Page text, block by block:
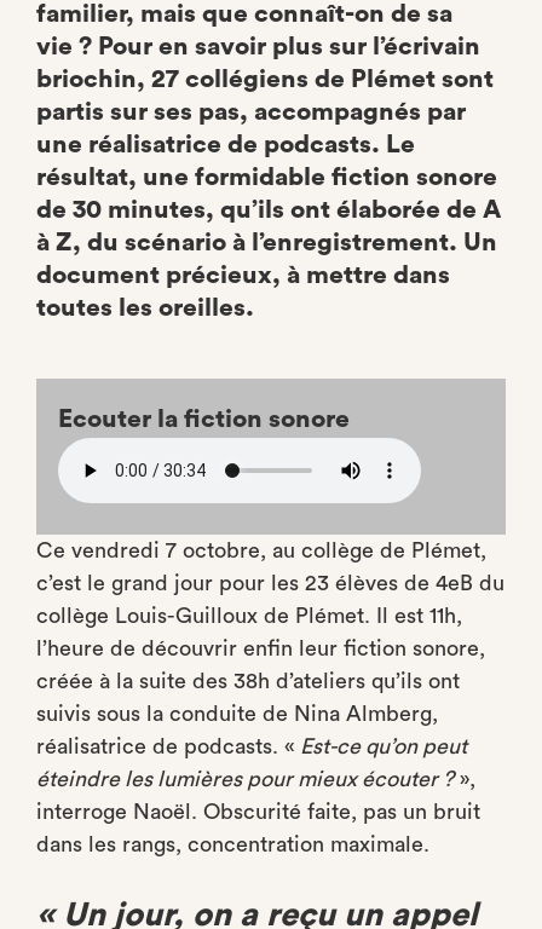
familier, mais que connaît-on de sa
vie ? Pour en savoir plus sur l’écrivain
briochin, 27 collégiens de Plémet sont
partis sur ses pas, accompagnés par
une réalisatrice de podcasts. Le
résultat, une formidable fiction sonore
de 30 minutes, qu’ils ont élaborée de A
à Z, du scénario à l’enregistrement. Un
document précieux, à mettre dans
toutes les oreilles.
Ecouter la fiction sonore
Audio
file
Ce vendredi 7 octobre, au collège de Plémet,
c’est le grand jour pour les 23 élèves de 4eB du
collège Louis-Guilloux de Plémet. Il est 11h,
l’heure de découvrir enfin leur fiction sonore,
créée à la suite des 38h d’ateliers qu’ils ont
suivis sous la conduite de Nina Almberg,
réalisatrice de podcasts. « Est-ce qu’on peut
éteindre les lumières pour mieux écouter ?»,
interroge Naoël. Obscurité faite, pas un bruit
dans les rangs, concentration maximale.
« Un jour, on a reçu un appel